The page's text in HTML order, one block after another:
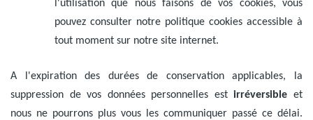
l'utilisation que nous faisons de vos cookies, vous
pouvez consulter notre politique cookies accessible à
tout moment sur notre site internet.
A l'expiration des durées de conservation applicables, la
suppression de vos données personnelles estirréversible et
nous ne pourrons plus vous les communiquer passé ce délai.